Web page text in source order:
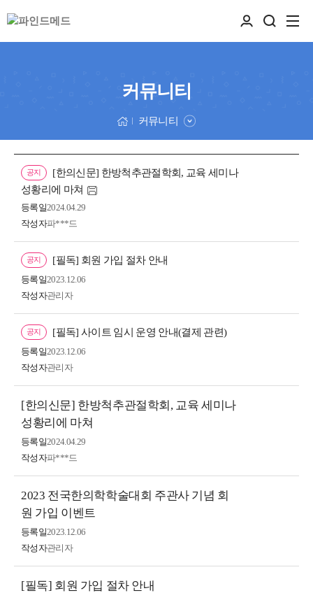
커뮤니티
커뮤니티
공지
[한의신문] 한방척추관절학회, 교육 세미나
성황리에 마쳐
등록일2024.04.29
작성자파***드
공지 [필독] 회원 가입 절차 안내
등록일2023.12.06
작성자관리자
공지 [필독] 사이트 임시 운영 안내(결제 관련)
등록일2023.12.06
작성자관리자
[한의신문] 한방척추관절학회, 교육 세미나
성황리에 마쳐
등록일2024.04.29
작성자파***드
2023 전국한의학학술대회 주관사 기념 회
원 가입 이벤트
등록일2023.12.06
작성자관리자
[필독] 회원 가입 절차 안내